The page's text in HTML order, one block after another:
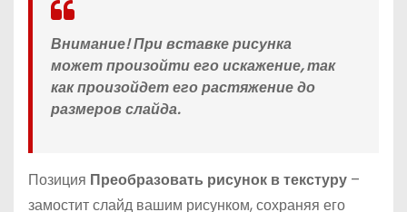
Внимание!При вставке рисунка
может произойти его искажение, так
как произойдет его растяжение до
размеров слайда.
Позиция Преобразовать рисунок в текстуру –
замостит слайд вашим рисунком, сохраняя его